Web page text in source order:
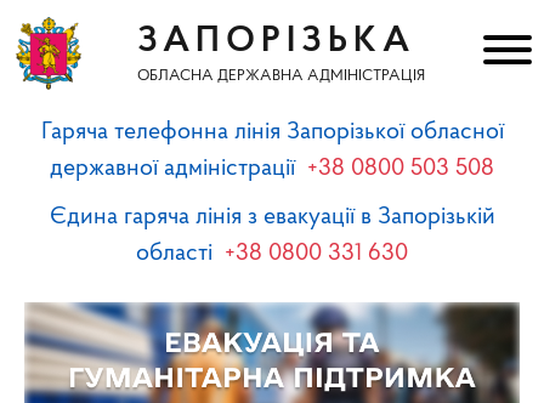
ЗАПОРІЗЬКА
ОБЛАСНА ДЕРЖАВНА АДМІНІСТРАЦІЯ
Гаряча телефонна лінія Запорізької обласної
державної адміністрації +38 0800 503 508
Єдина гаряча лінія з евакуації в Запорізькій
області +38 0800 331 630